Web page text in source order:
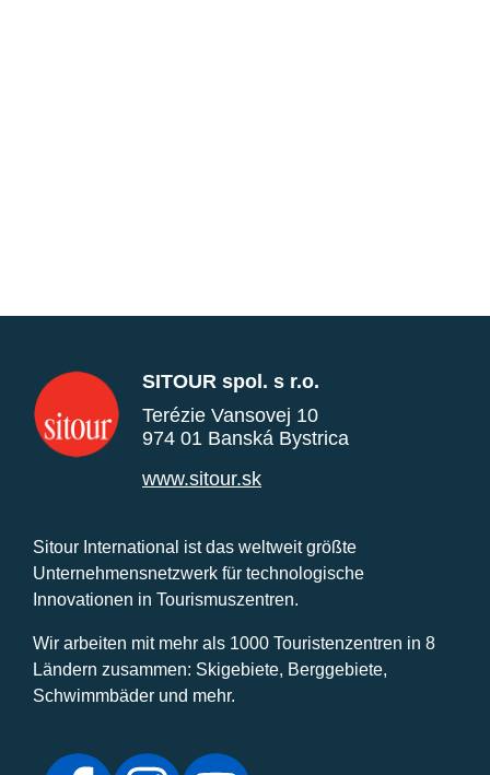
SITOUR spol. s r.o.
Terézie Vansovej 10
974 01 Banská Bystrica
www.sitour.sk
Sitour International ist das weltweit größte
Unternehmensnetzwerk für technologische
Innovationen in Tourismuszentren.
Wir arbeiten mit mehr als 1000 Touristenzentren in 8
Ländern zusammen: Skigebiete, Berggebiete,
Schwimmbäder und mehr.